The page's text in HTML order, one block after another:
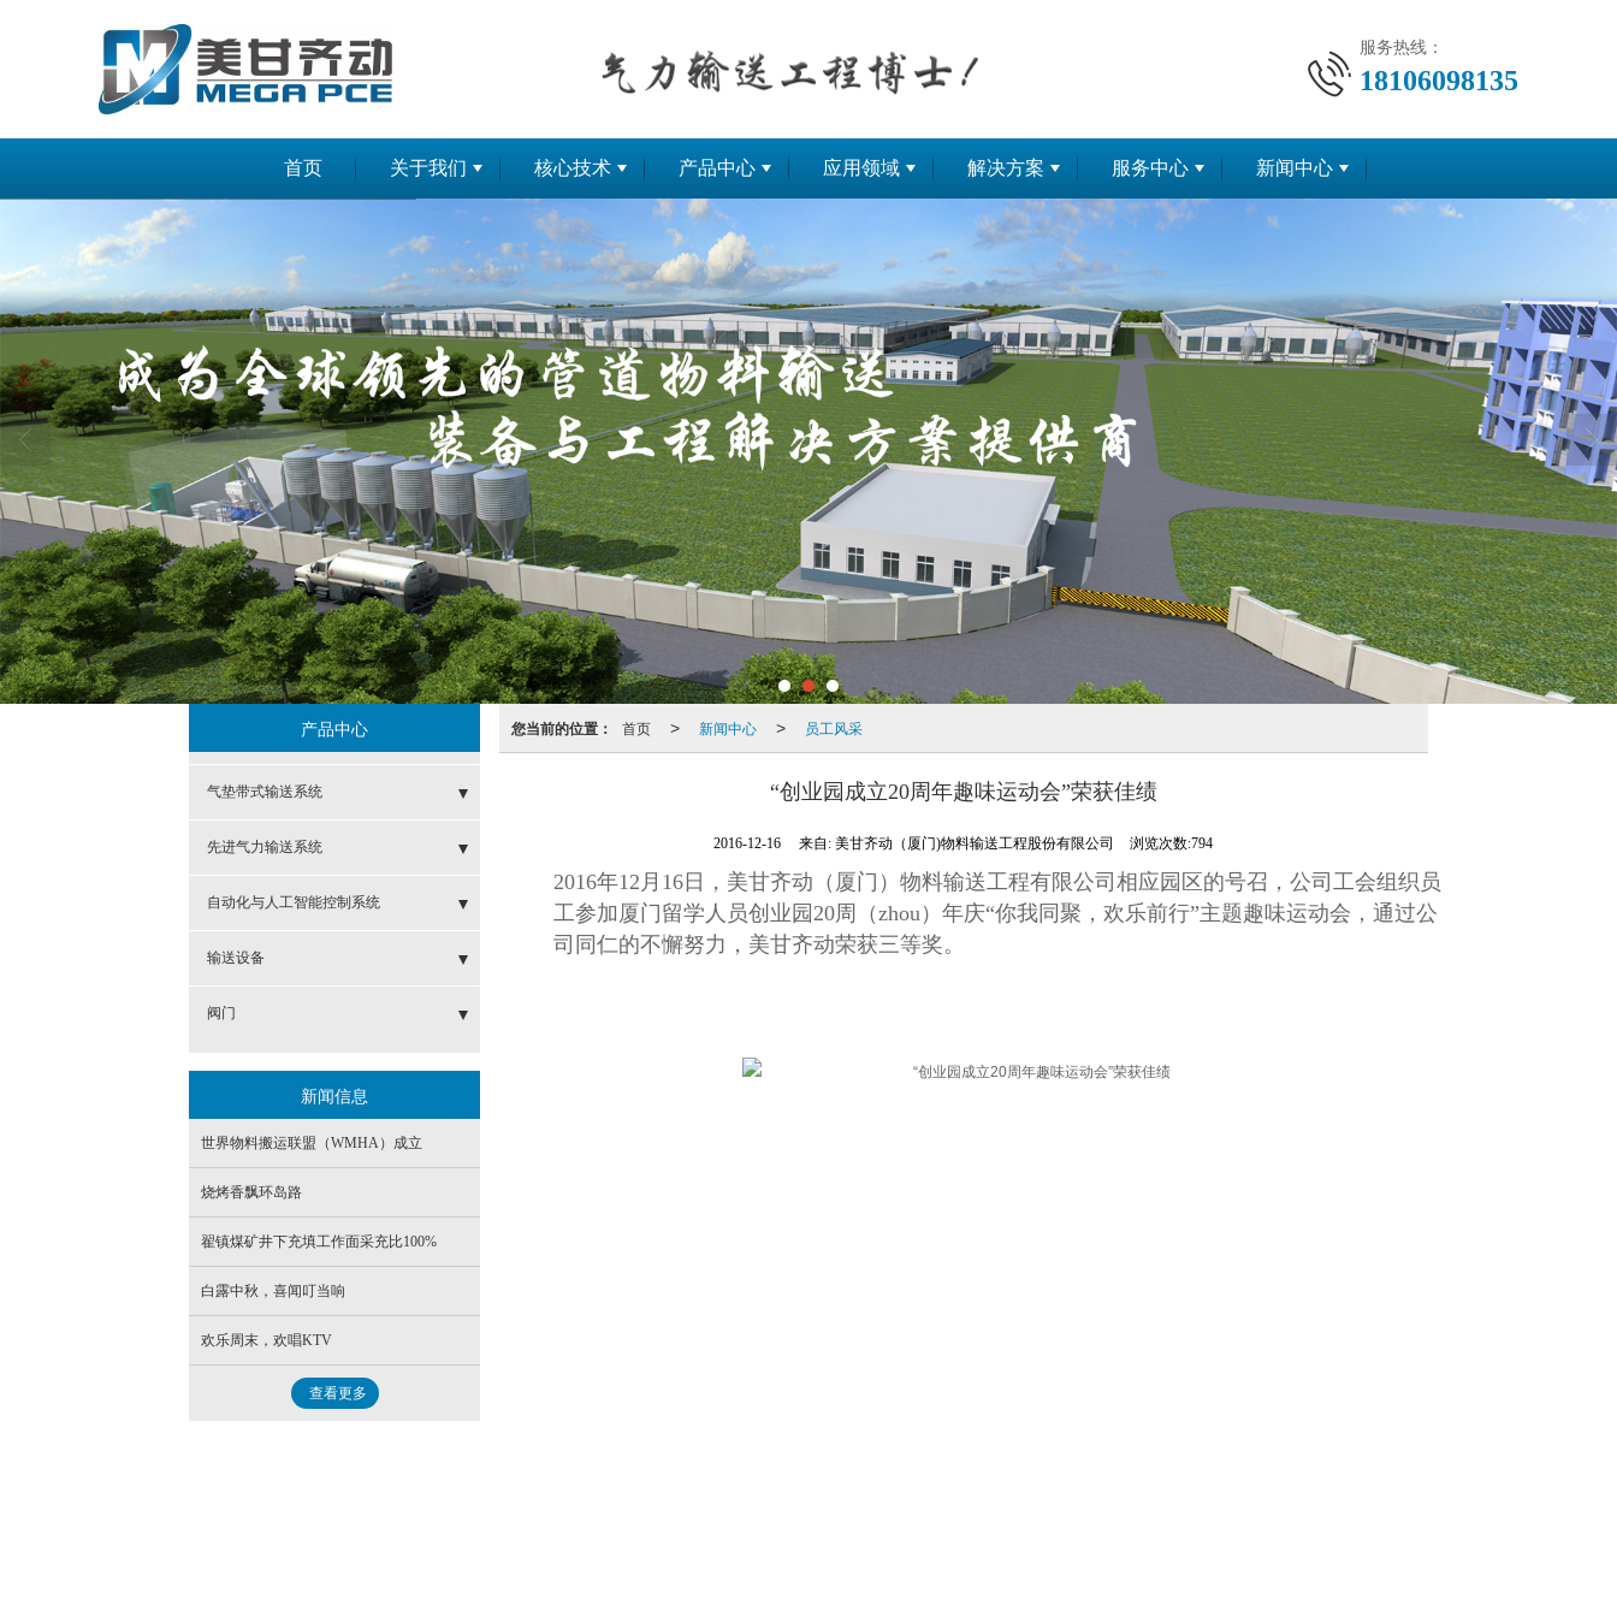
服务热线：
18106098135
首页 关于我们 核心技术 产品中心 应用领域 解决方案 服务中心 新闻中心
您当前的位置： 首页 > 新闻中心 > 员工风采
“创业园成立20周年趣味运动会”荣获佳绩
2016-12-16 来自:美甘齐动（厦门)物料输送工程股份有限公司 浏览次数:794
2016年12月16日，美甘齐动（厦门）物料输送工程有限公司相应园区的号召，公司工会组织员
工参加厦门留学人员创业园20周（zhou）年庆“你我同聚，欢乐前行”主题趣味运动会，通过公
司同仁的不懈努力，美甘齐动荣获三等奖。
产品中心
气垫带式输送系统
- 圆管气垫带式输送系统
- 盘槽式气垫带式输送系统
- 新分类
先进气力输送系统
- 先进正压气力输送系统
- 先进负压气力输送系统
- 先进正负压气力输送系统
自动化与人工智能控制系统
- 智能化运维管理系统
输送设备
- 可称重移动式吸粮机
阀门
- 竖轴旋转下料阀
- 仓顶切换阀
新闻信息
世界物料搬运联盟（WMHA）成立
烧烤香飘环岛路
翟镇煤矿井下充填工作面采充比100%
白露中秋，喜闻叮当响
欢乐周末，欢唱KTV
查看更多